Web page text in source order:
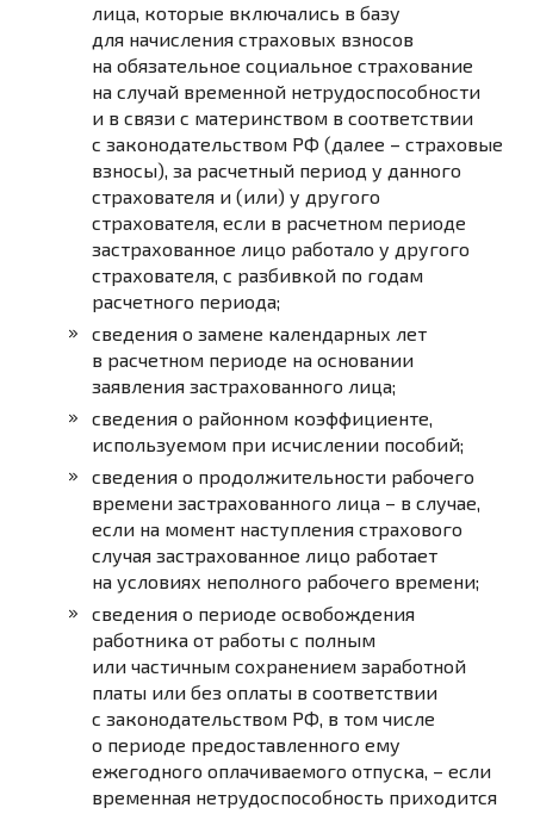
лица, которые включались в базу
для начисления страховых взносов
на обязательное социальное страхование
на случай временной нетрудоспособности
и в связи с материнством в соответствии
с законодательством РФ (далее –страховые
взносы), за расчетный период у данного
страхователя и (или) у другого
страхователя, если в расчетном периоде
застрахованное лицо работало у другого
страхователя, с разбивкой по годам
расчетного периода;
сведения о замене календарных лет
в расчетном периоде на основании
заявления застрахованного лица;
сведения о районном коэффициенте,
используемом при исчислении пособий;
сведения о продолжительности рабочего
времени застрахованного лица – в случае,
если на момент наступления страхового
случая застрахованное лицо работает
на условиях неполного рабочего времени;
сведения о периоде освобождения
работника от работы с полным
или частичным сохранением заработной
платы или без оплаты в соответствии
с законодательством РФ, в том числе
о периоде предоставленного ему
ежегодного оплачиваемого отпуска, – если
временная нетрудоспособность приходится